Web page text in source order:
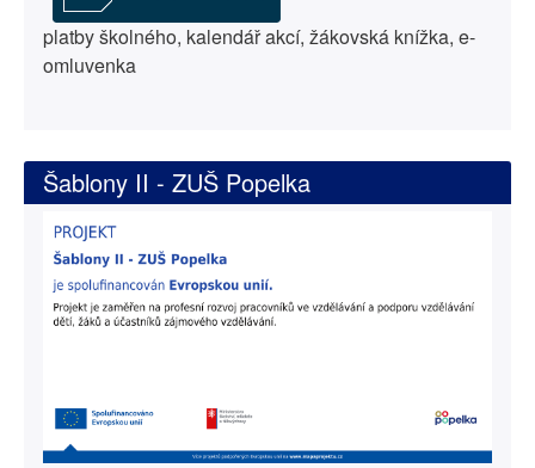
platby školného, kalendář akcí, žákovská knížka, e-
omluvenka
Šablony II - ZUŠ Popelka